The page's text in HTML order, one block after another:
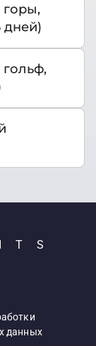
дней)
данных